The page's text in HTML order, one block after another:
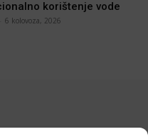
korištenje vode
6 kolovoza, 2026